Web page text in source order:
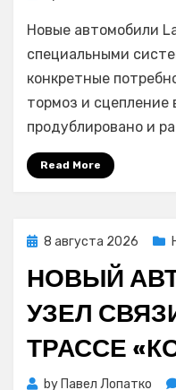
Новые автомобили
специальными
конкретные
тормоз и сцепление
продублировано и
Read More
Posted
8 августа 2026
НОВЫЙ
УЗЕЛ
ТРАССЕ
by Павел Лопатко